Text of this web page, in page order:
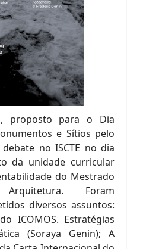
proposto para o Dia
e Sítios pelo
no ISCTE no dia
da unidade curricular
do Mestrado
Foram
diversos assuntos:
ICOMOS. Estratégias
(Soraya Genin); A